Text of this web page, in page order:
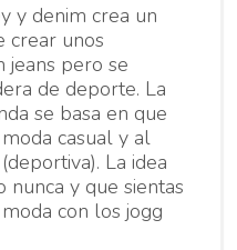
y denim crea un
crear unos
jeans pero se
de deporte. La
se basa en que
casual y al
La idea
y que sientas
con los jogg